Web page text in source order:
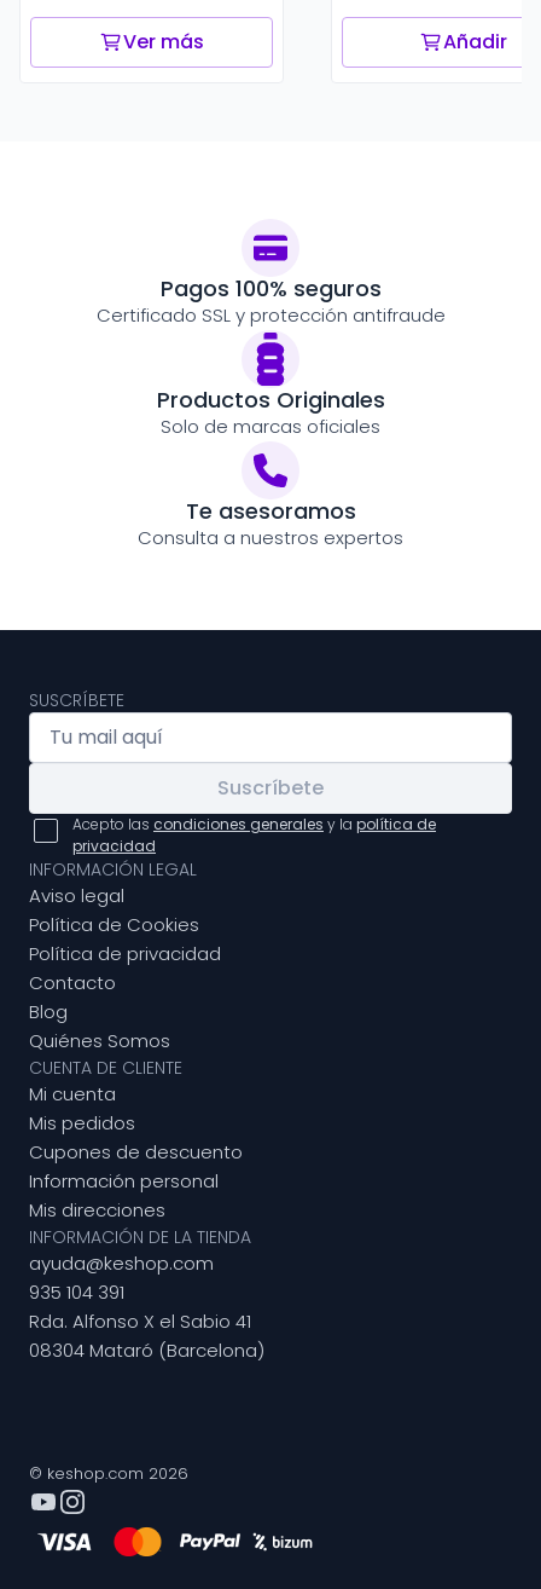
Ver más Añadir
Pagos 100% seguros
Certificado SSL y protección antifraude
Productos Originales
Solo de marcas oficiales
Te asesoramos
Consulta a nuestros expertos
SUSCRÍBETE
Suscríbete
Acepto las condiciones generales y la política de
privacidad
INFORMACIÓN LEGAL
Aviso legal
Política de Cookies
Política de privacidad
Contacto
Blog
Quiénes Somos
CUENTA DE CLIENTE
Mi cuenta
Mis pedidos
Cupones de descuento
Información personal
Mis direcciones
INFORMACIÓN DE LA TIENDA
ayuda@keshop.com
935 104 391
Rda. Alfonso X el Sabio 41
08304 Mataró (Barcelona)
© keshop.com 2026